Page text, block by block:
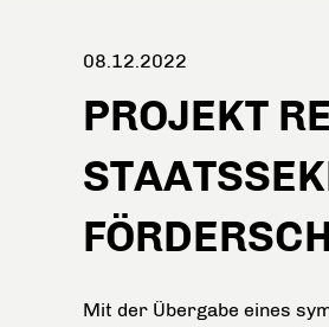
08.12.2022
PROJEKT
Mit der Übergabe eines